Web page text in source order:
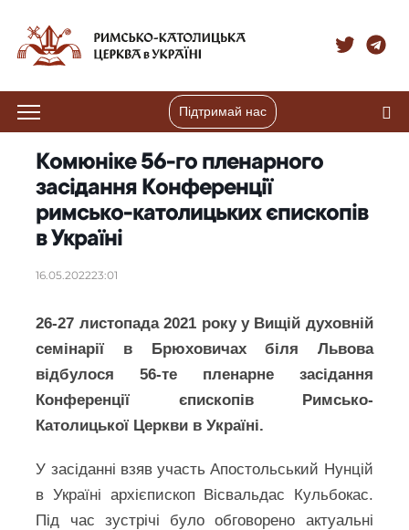
Підтримай нас
Комюніке 56-го пленарного
засідання Конференції
римсько-католицьких єпископів
в Україні
16.05.202223:01
26-27 листопада 2021 року у Вищій духовній
семінарії в Брюховичах біля Львова
відбулося 56-те пленарне засідання
Конференції єпископів Римсько-
Католицької Церкви в Україні.
У засіданні взяв участь Апостольський Нунцій
в Україні архієпископ Вісвальдас Кульбокас.
Під час зустрічі було обговорено актуальні